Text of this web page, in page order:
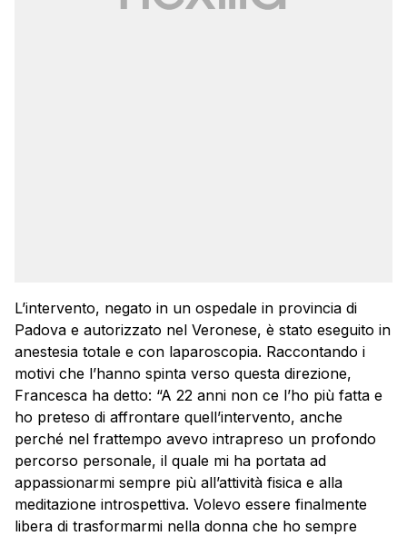
L’intervento, negato in un ospedale in provincia di
Padova e autorizzato nel Veronese, è stato eseguito in
anestesia totale e con laparoscopia. Raccontando i
motivi che l’hanno spinta verso questa direzione,
Francesca ha detto: “A 22 anni non ce l’ho più fatta e
ho preteso di affrontare quell’intervento, anche
perché nel frattempo avevo intrapreso un profondo
percorso personale, il quale mi ha portata ad
appassionarmi sempre più all’attività fisica e alla
meditazione introspettiva. Volevo essere finalmente
libera di trasformarmi nella donna che ho sempre